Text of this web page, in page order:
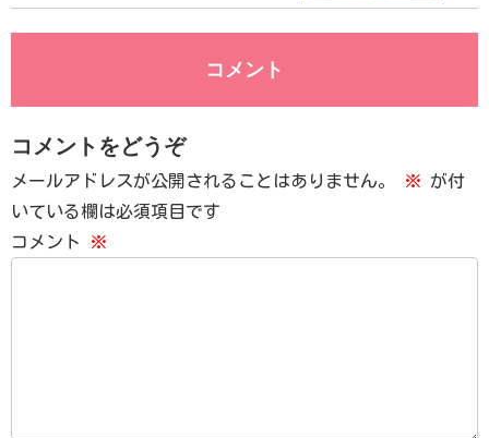
コメント
コメントをどうぞ
メールアドレスが公開されることはありません。 ※ が付
いている欄は必須項目です
コメント
※